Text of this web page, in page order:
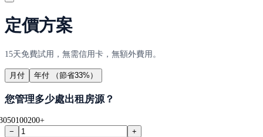
定價方案
15天免費試用，無需信用卡，無額外費用。
月付 年付 （節省33%）
您管理多少處出租房源？
50100200+
− +